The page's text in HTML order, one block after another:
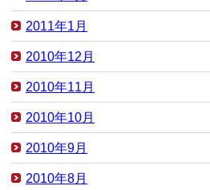
2011年1月
2010年12月
2010年11月
2010年10月
2010年9月
2010年8月